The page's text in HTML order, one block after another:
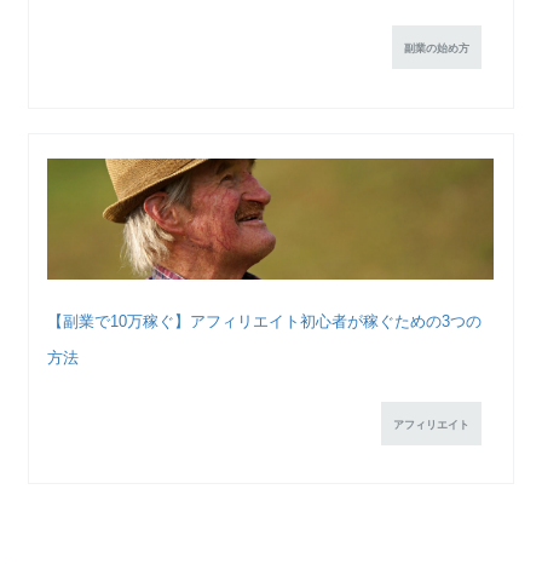
副業の始め方
【副業で10万稼ぐ】アフィリエイト初心者が稼ぐための3つの
方法
アフィリエイト